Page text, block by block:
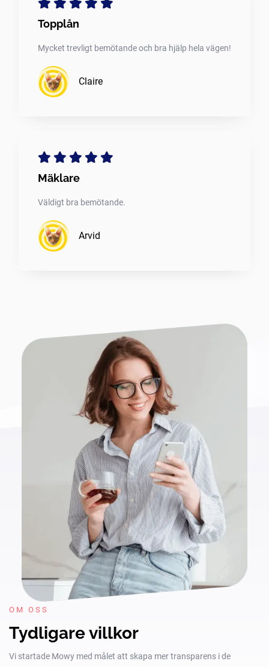
Topplån
Mycket trevligt bemötande och bra hjälp hela vägen!
Claire
Mäklare
Väldigt bra bemötande.
Arvid
OM OSS
Tydligare villkor
Vi startade Mowy med målet att skapa mer transparens i de